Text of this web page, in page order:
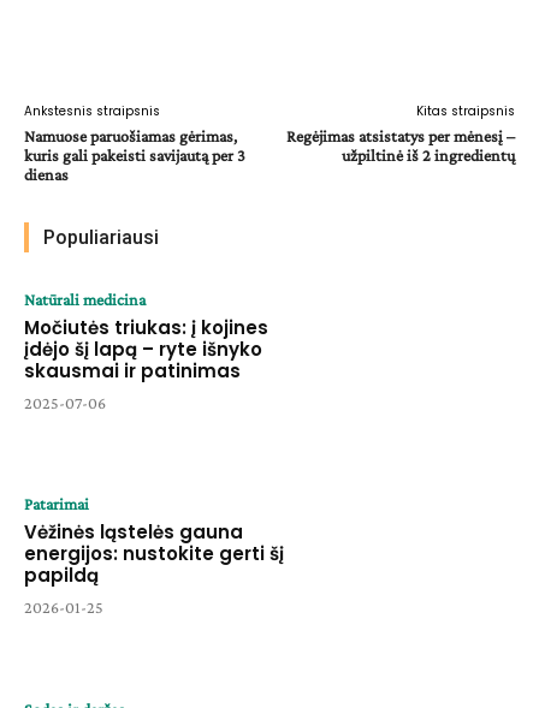
Ankstesnis straipsnis
Namuose paruošiamas gėrimas,
kuris gali pakeisti savijautą per 3
dienas
Kitas straipsnis
Regėjimas atsistatys per mėnesį –
užpiltinė iš 2 ingredientų
Populiariausi
Natūrali medicina
Močiutės triukas: į kojines
įdėjo šį lapą – ryte išnyko
skausmai ir patinimas
2025-07-06
Patarimai
Vėžinės ląstelės gauna
energijos: nustokite gerti šį
papildą
2026-01-25